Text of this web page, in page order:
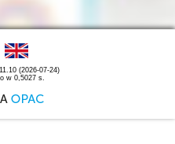
(2026-07-24)
w 0,5027 s.